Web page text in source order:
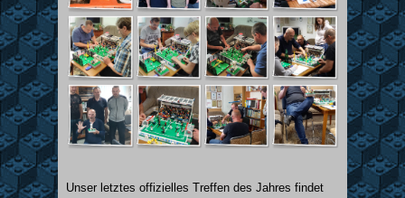
Unser letztes offizielles Treffen des Jahres findet